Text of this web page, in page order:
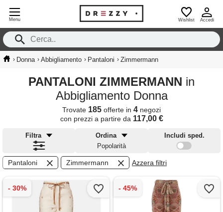
Menu Wishlist Accedi
› Donna › Abbigliamento › Pantaloni › Zimmermann
PANTALONI ZIMMERMANN in
Abbigliamento Donna
Trovate 185 offerte in 4 negozi
con prezzi a partire da 117,00 €
Filtra
Ordina
Popolarità
Includi sped.
Pantaloni Zimmermann Azzera filtri